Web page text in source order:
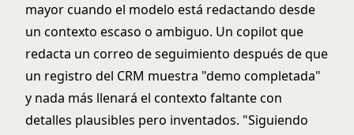
mayor cuando el modelo está redactando desde
un contexto escaso o ambiguo. Un copilot que
redacta un correo de seguimiento después de que
un registro del CRM muestra "demo completada"
y nada más llenará el contexto faltante con
detalles plausibles pero inventados. "Siguiendo